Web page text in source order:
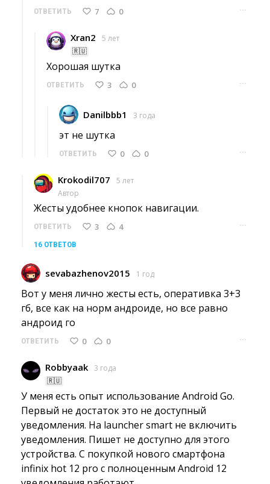
ОТВЕТИТЬ 7 0 ···
Xran2
5 лет
🇷🇺
Хорошая шутка
ОТВЕТИТЬ 3 0 ···
Danilbbb1 3 года
эт не шутка
ОТВЕТИТЬ 0 0 ···
Krokodil707
5 лет
Автор
Жесты удобнее кнопок навигации.
ОТВЕТИТЬ 3 4 ···
16 ОТВЕТОВ
sevabazhenov2015 1 год
Вот у меня лично жесты есть, оперативка 3+3
гб, все как на норм андроиде, но все равно
андроид го
ОТВЕТИТЬ 0 0 ···
Robbyaak 3 года
🇷🇺
У меня есть опыт использование Android Go.
Первый не достаток это не доступный
уведомления. На launcher smart не включить
уведомления. Пишет не доступно для этого
устройства. С покупкой нового смартфона
infinix hot 12 pro с полноценным Android 12